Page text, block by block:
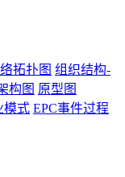
拓扑图 组织结构-
构图 原型图
模式 EPC事件过程